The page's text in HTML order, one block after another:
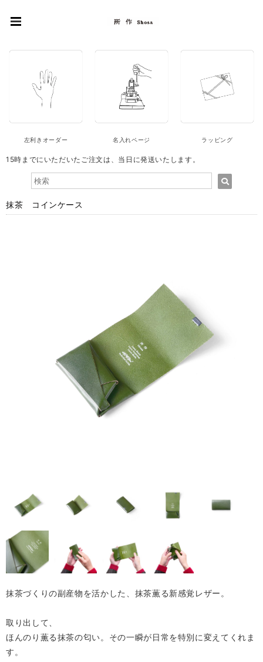
左利きオーダー 名入れページ ラッピング
15時までにいただいたご注文は、当日に発送いたします。
抹茶 コインケース
抹茶づくりの副産物を活かした、抹茶薫る新感覚レザー。
取り出して、
ほんのり薫る抹茶の匂い。その一瞬が日常を特別に変えてくれま
す。